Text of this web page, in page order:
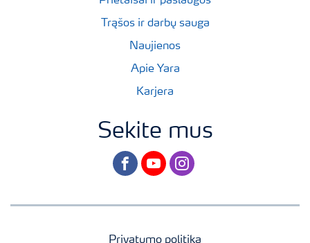
Trąšos ir darbų sauga
Naujienos
Apie Yara
Karjera
Sekite mus
facebookyoutubeinstagram
Privatumo politika